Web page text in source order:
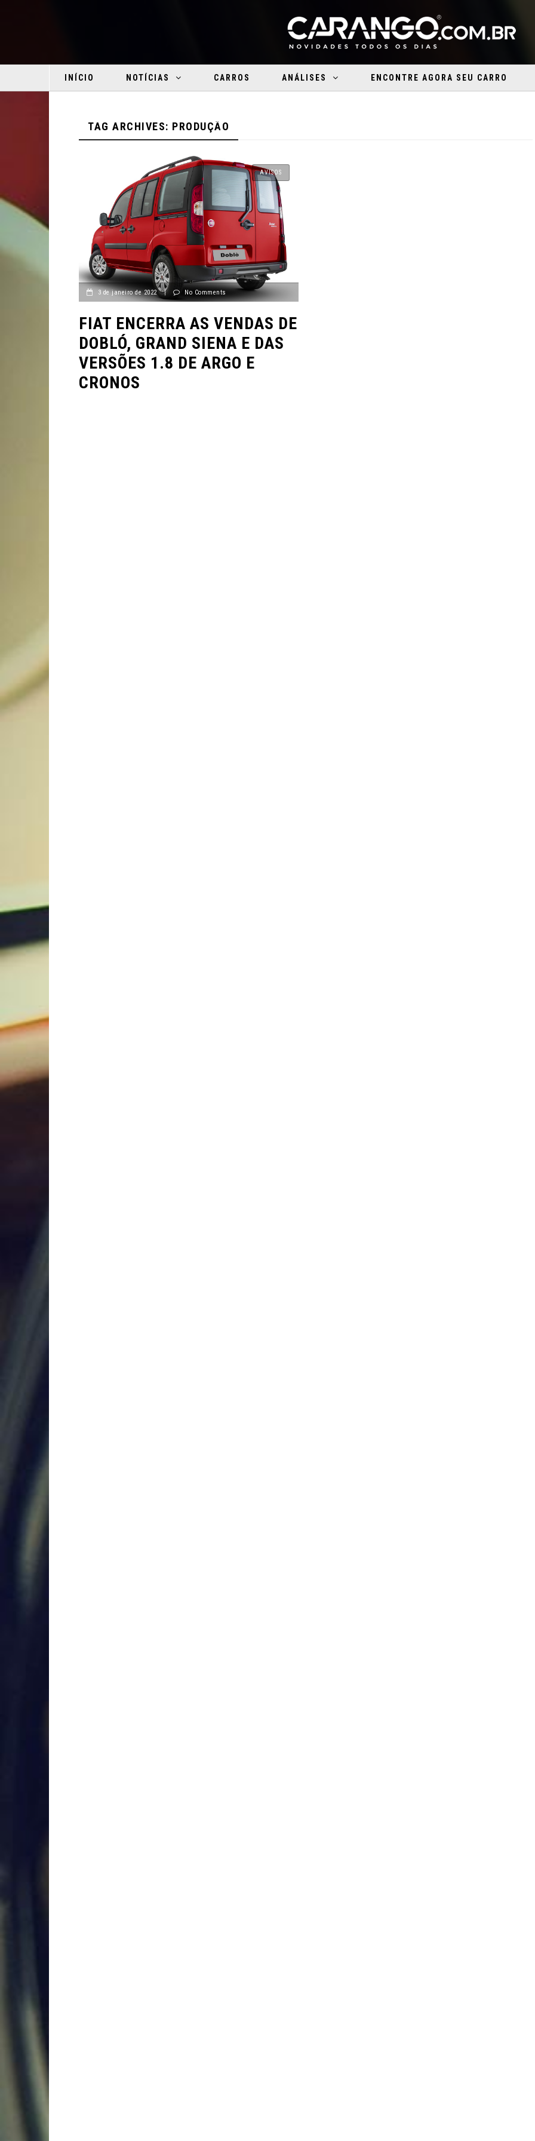
INÍCIO NOTÍCIAS CARROS ANÁLISES ENCONTRE AGORA SEU CARRO
TAG ARCHIVES: PRODUÇÃO
AVISOS
3 de janeiro de 2022 | No Comments
FIAT ENCERRA AS VENDAS DE
DOBLÓ, GRAND SIENA E DAS
VERSÕES 1.8 DE ARGO E
CRONOS